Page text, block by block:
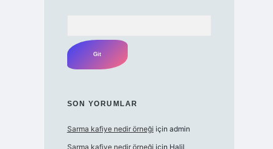
SON YORUMLAR
Sarma kafiye nedir örneği için admin
Sarma kafiye nedir örneği için Halil